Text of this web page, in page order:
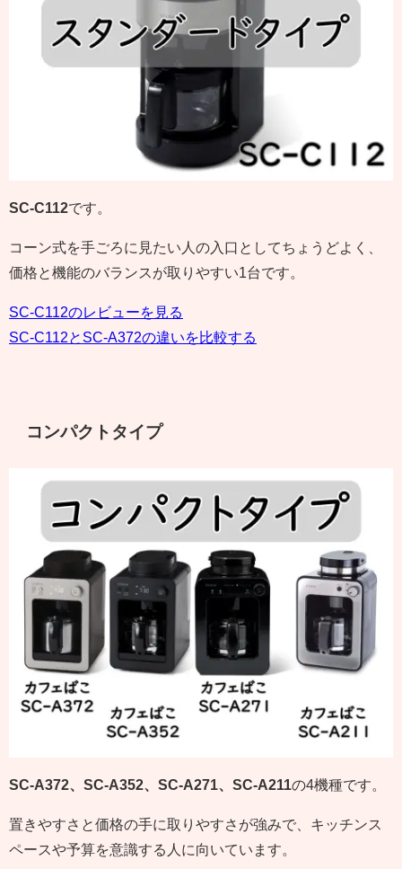
SC-C112です。
コーン式を手ごろに見たい人の入口としてちょうどよく、
価格と機能のバランスが取りやすい1台です。
SC-C112のレビューを見る
SC-C112とSC-A372の違いを比較する
コンパクトタイプ
SC-A372、SC-A352、SC-A271、SC-A211 の4機種です。
置きやすさと価格の手に取りやすさが強みで、キッチンス
ペースや予算を意識する人に向いています。